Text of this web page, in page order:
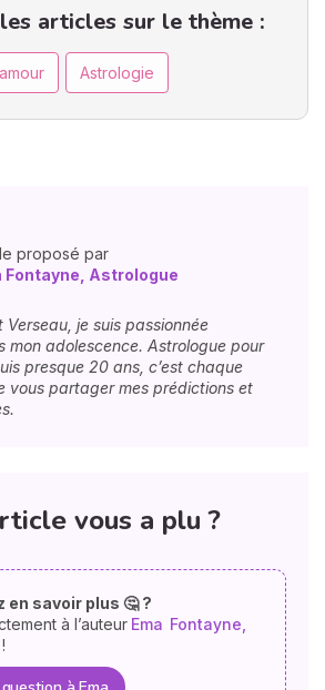
articles sur le thème :
amour Astrologie
proposé par
Fontayne, Astrologue
je suis passionnée
mon adolescence. Astrologue pour
presque 20 ans, c’est chaque
vous partager mes prédictions et
vous a plu ?
en savoir plus 🤔 ?
à l’auteur Ema Fontayne,
!